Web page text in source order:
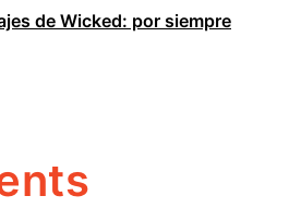
de Wicked: por siempre